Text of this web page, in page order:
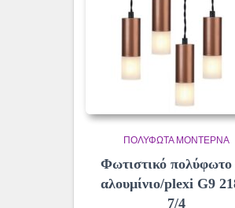
ΠΟΛΎΦΩΤΑ ΜΟΝΤΈΡΝΑ
Φωτιστικό
αλουμίνιο/plexi G9
7/4